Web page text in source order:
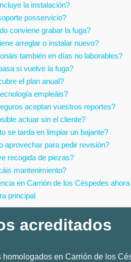
la instalación?
posservicio?
conviene grabar la fuga?
arreglar o instalar nuevo?
también en días no laborables?
si vuelve la fuga?
el plan anual?
empleáis?
aceptan vuestros reportes?
actuar sin el cliente?
se tarda en limpiar un bajante?
aprovechar para pedir revisión?
recogida de piezas?
mantenimiento?
en Carrión de los Céspedes
principal
acreditados
homologados en Carrión de los